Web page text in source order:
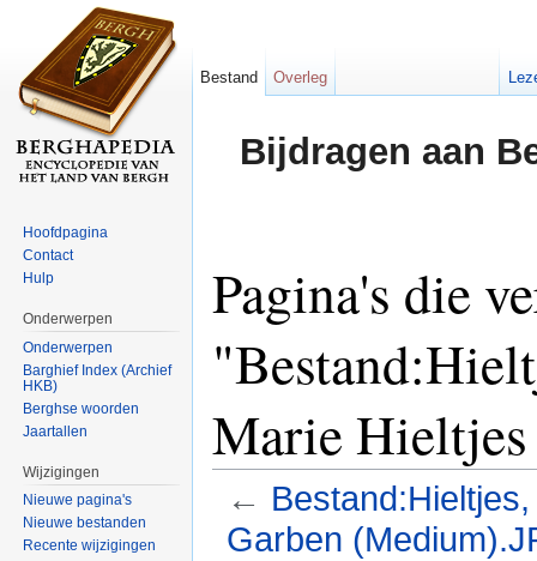
Bijdragen aan
Pagina's die
Marie
←
Garben
Bestand Overleg
Hoofdpagina
Contact
Hulp
Onderwerpen
Onderwerpen
Barghief Index (Archief
HKB)
Berghse woorden
Jaartallen
Wijzigingen
Nieuwe pagina's
Nieuwe bestanden
Recente wijzigingen